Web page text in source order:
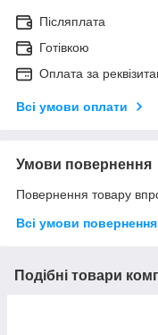
Післяплата
Готівкою
Оплата за
Всі умови оплати
Умови повернення
Повернення товару
Всі умови повернення
Подібні товари